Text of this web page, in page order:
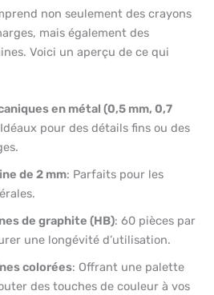
non seulement des crayons
mais également des
Voici un aperçu de ce qui
en métal (0,5 mm, 0,7
pour des détails fins ou des
de 2 mm: Parfaits pour les
de graphite (HB): 60 pièces par
une longévité d’utilisation.
colorées: Offrant une palette
des touches de couleur à vos